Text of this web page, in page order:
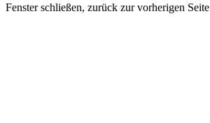
Fenster schließen, zurück zur vorherigen Seite